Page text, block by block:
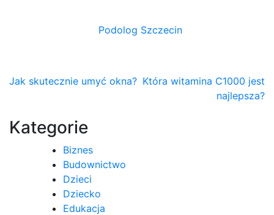
Podolog Szczecin
Nawigacja
Jak skutecznie umyć okna? Która witamina C1000 jest
najlepsza?
Kategorie
Biznes
Budownictwo
Dzieci
Dziecko
Edukacja